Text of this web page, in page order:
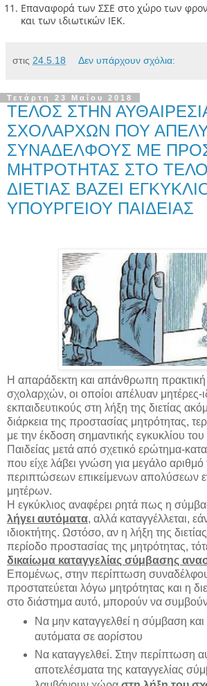
Επαναφορά των ΣΣΕ στο χώρο των
και των ιδιωτικών ΙΕΚ.
στις 24.5.18 Δεν υπάρχουν σχόλια:
Τετάρτη 23 Μαΐου 2018
ΤΕΛΟΣ ΣΤΗΝ
ΣΧΟΛΑΡΧΩΝ ΠΟΥ
ΣΥΝΑΔΕΛΦΟΥΣ ΜΕ
ΜΗΤΡΟΤΗΤΑΣ ΣΤΟ
ΔΙΕΤΙΑΣ ΒΑΖΕΙ
ΥΠΟΥΡΓΕΙΟΥ ΠΑΙΔΕΙΑΣ
Η απαράδεκτη και απάνθρωπη
σχολαρχών, οι οποίοι απέλυαν μητέρες-
εκπαιδευτικούς στη λήξη της διετίας
διάρκεια της προστασίας μητρότητας,
με την έκδοση σημαντικής εγκυκλίου
Παιδείας μετά από σχετικό ερώτημα-
που είχε λάβει γνώση για μεγάλο αριθμό
περιπτώσεων επικείμενων απολύσεων
μητέρων.
Η εγκύκλιος αναφέρει ρητά πως η
λήγει αυτόματα, αλλά καταγγέλλεται,
ιδιοκτήτης. Ωστόσο, αν η λήξη της
περίοδο προστασίας της μητρότητας,
δικαίωμα καταγγελίας σύμβασης
Επομένως, στην περίπτωση
προστατεύεται λόγω μητρότητας και η
στο διάστημα αυτό, μπορούν να
Να μην καταγγελθεί η σύμβαση και
αυτόματα σε αορίστου
Να καταγγελθεί. Στην περίπτωση
αποτελέσματα της καταγγελίας